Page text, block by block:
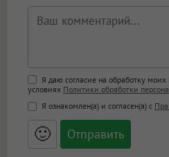
Поддержка HTML
<b>, <strong>, <u>, <i>,
<small>, <sup>, <sub>,
<blockquote>, <code>
адреса URL
ссылками, и [img]адрес[/
Я даю согласие на обработку
условиях Политики обработки
Я ознакомлен(а) и согласен(а) с
🙂